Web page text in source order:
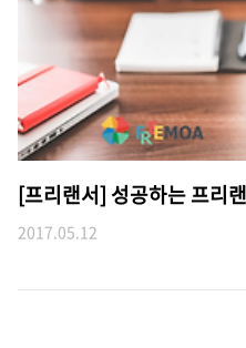
[프리랜서] 성공하는 프리
2017.05.12